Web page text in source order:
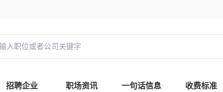
招聘企业 职场资讯 一句话信息 收费标准